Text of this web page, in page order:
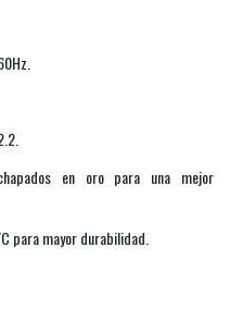
en oro para una mejor
para mayor durabilidad.